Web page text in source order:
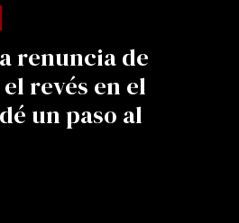
renuncia de
revés en el
un paso al